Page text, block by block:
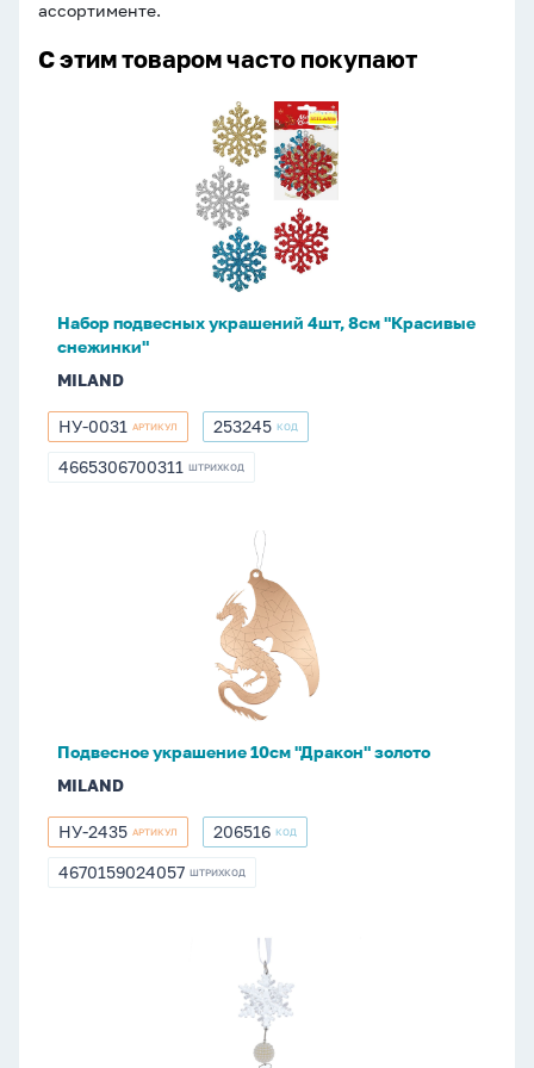
ассортименте.
С этим товаром часто покупают
Набор подвесных украшений 4шт, 8см "Красивые
снежинки"
MILAND
НУ-0031
НУ-0031 АРТИКУЛ 253245
253245 КОД
4665306700311
4665306700311 ШТРИХКОД
Подвесное украшение 10см "Дракон" золото
MILAND
НУ-2435
НУ-2435 АРТИКУЛ 206516
206516 КОД
4670159024057
4670159024057 ШТРИХКОД